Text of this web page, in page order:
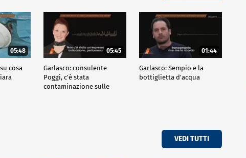
05:48
cosa
05:45
Garlasco: consulente
Poggi, c'è stata
contaminazione sulle
01:44
Garlasco: Sempio e la
bottiglietta d'acqua
VEDI TUTTI